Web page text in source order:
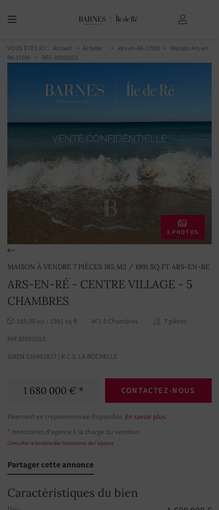
VOUS ÊTES ICI : Accueil Acheter Ars-en-Ré-17590
Maison Ars-en-
Ré-17590 > REF. 85959353
1 PHOTOS
MAISON À VENDRE 7 PIÈCES 185 M2 / 1991 SQ FT ARS-EN-RÉ
ARS-EN-RÉ - CENTRE VILLAGE - 5
CHAMBRES
185.00 m2 / 1991 sq ft 5 Chambres
7 pièces
Réf 85959353
SIREN 530401827 | R.C.S. LA ROCHELLE
1 680 000 € * CONTACTEZ-NOUS
Paiement en cryptomonnaie disponible. En savoir plus
* Honoraires d'agence à la charge du vendeur.
Consulter le barème des honoraires de l'agence
Partager cette annonce
Caractéristiques du bien